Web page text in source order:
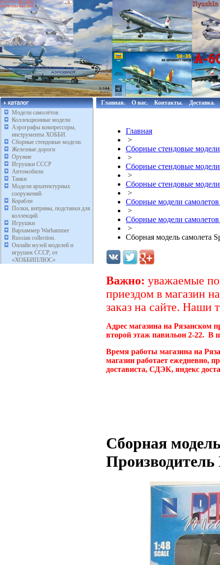
Модели самолётов.
Коллекционные модели
Аэрографы компрессоры,
инструменты ХОББИ.
Сборные стендовые модели.
Железные дороги
Оружие
Игрушки СССР
Автомобили
Танки
Модели архитектурных
сооружений.
Корабли
Полки, витрины, подставки для
коллекций.
Игрушки
Вархаммер Warhammer
Russian collection.
Онлайн музей моделей и
игрушек СССР, от
«ХОББИПЛЮС»
Главная. О нас. Контакты. Доставка.
Главная
>
Сборные стендовые
>
Сборные стендовые
>
Сборные стендовые
>
Сборные модели
>
Сборные модели
>
Сборная модель самолета
Важно: уважаемые
приездом в магазин
заказ на сайте. Наши
Адрес магазина на Рязанском
второй этаж павильон 2-22. В
Время работы магазина на
магазин работает ежедневно,
достависта, СДЭК, яндекс
Сборная